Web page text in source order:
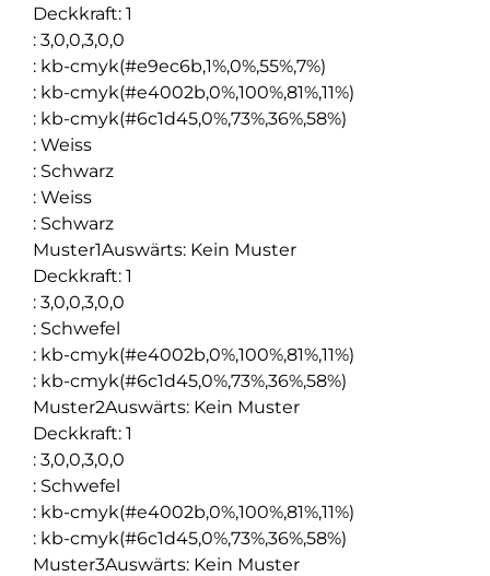
Deckkraft: 1
: 3,0,0,3,0,0
: kb-cmyk(#e9ec6b,1%,0%,55%,7%)
: kb-cmyk(#e4002b,0%,100%,81%,11%)
: kb-cmyk(#6c1d45,0%,73%,36%,58%)
: Weiss
: Schwarz
: Weiss
: Schwarz
Muster1Auswärts: Kein Muster
Deckkraft: 1
: 3,0,0,3,0,0
: Schwefel
: kb-cmyk(#e4002b,0%,100%,81%,11%)
: kb-cmyk(#6c1d45,0%,73%,36%,58%)
Muster2Auswärts: Kein Muster
Deckkraft: 1
: 3,0,0,3,0,0
: Schwefel
: kb-cmyk(#e4002b,0%,100%,81%,11%)
: kb-cmyk(#6c1d45,0%,73%,36%,58%)
Muster3Auswärts: Kein Muster